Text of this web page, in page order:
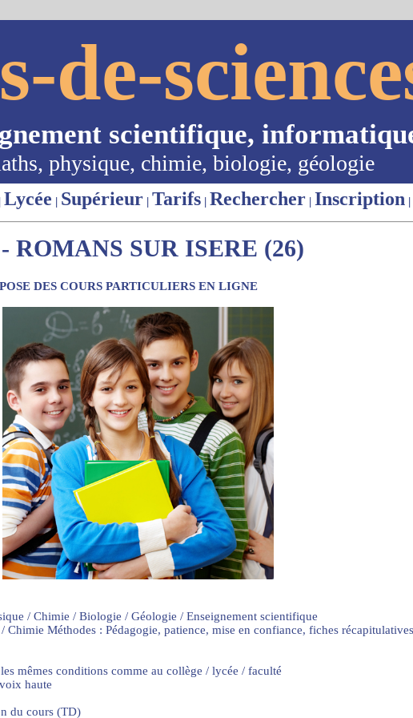
de-
scientifique,
physique, chimie, biologie, géologie
Lycée | Supérieur | Tarifs | Rechercher | Inscription |
ROMANS SUR ISERE (26)
DES COURS PARTICULIERS EN LIGNE
/ Chimie / Biologie / Géologie / Enseignement scientifique
Méthodes : Pédagogie, patience, mise en confiance, fiches
mêmes conditions comme au collège / lycée / faculté
haute
du cours (TD)